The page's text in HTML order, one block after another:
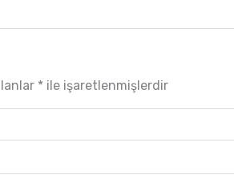
* ile işaretlenmişlerdir